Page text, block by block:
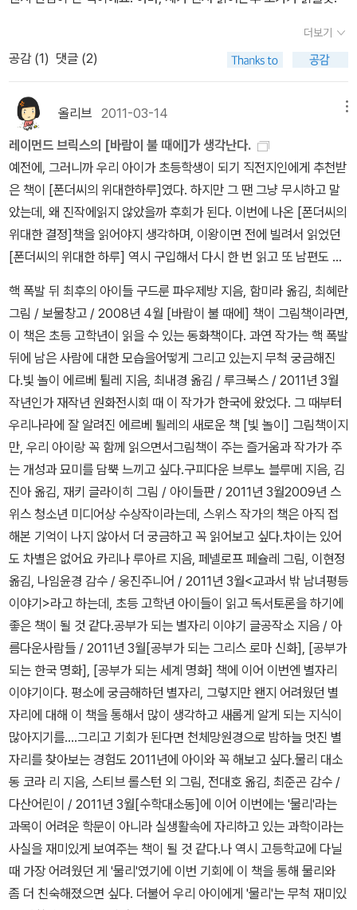
를 불렀고, 페르코의 팔에 꼭 매달린다. 페르코는 주지의 뺨을 어루만
져 주고 어엿한 어른처럼 믿음직스럽게 말한다. “주지, 겁낼 거 없어
지금 바로 불빛을 만들어줄게.” 페르코는 주머니에서 참하늘빛이 바
닥에 조금 남은 약병을 꺼낸다. 더듬더듬 지하실의 벽을 찾아 참하늘
빛을 칠하자 작디 작은 해가 밝고 따사로운 빛을 비춰준다. 주지와 페
르코는 힘을 합하여 밀짚을 모아 돋보기로 밀짚을 태운다. 페르코가
검게 탄 문을 걷어차자 문이 푸스스 부서지며 푹석 주저앉는다. 페르
코와 주지는 서둘러 밖으로 뛰어나간다. 그리고 울타리를 뛰어넘는
다. “고마워, 페르코.” 주지가 페르코에게 입맞춤을 한다.♣ 페르코에
게 있어 참하늘빛은 천사인 것 같다. 그렇다면 천사는 맨 처음 어떤 모
그가 들고 있던 황금 열쇠는 보통 열쇠가 아닌 것 같다. 그 뿐만이 아
니다. 노박 선생님의 모자에선 왜 천둥이 치고 소낙비가 내렸을까, 왜
주지가 가지고 놀던 참하늘빛 그림은 천둥과 번개로 새카맣게 타버렸
을까? 그 까닭을 묻는다면 노박 선생님은 페르코의 어려운 가정 사정
을 보려고 하지 않았기 때문인 것 같다. 그리고 부잣집 칼리는 참하늘
빛으로 장난을 첬기 때문에 벌을 받은 것 같고, 주지는 3학년인데 유
치원생처럼 인형놀이를 했기 때문인 것 같다. 그렇게 어리던 주지가
무섭고 긴박했던 지하실에서의 경험은 주지의 마음을 한껏 성장시킨
것 같다. 때문에 다시 한 번 더 참하늘빛을 갖고 싶은 마음은 그들의
성장을 위한 사건이며 모험이 아닐 수 없다. 페르코 또한 보다 큰 성
장을 위해 어려운 일을 겪게 되는데, 빈 궤짝에서 참하늘빛에 매료되
었을 때 갑자기 나타난 주인 집 일꾼들 때문이다. 그들은 페르코가 심
취해 있는 나무 궤짝을 낯선 곳으로 이동하고 그 곳에서 페르코는 두
렵고 무서운 경험을 한다. 그런 중에도 참하늘빛은 페르코를 돕는다.
물웅덩이가 되어 일꾼들의 손에서 놓여나게 하고, 다음 날 아침엔 따
스한 햇볕으로 페르코의 발을 따스하게 해 준다. 그걸 계기로 하여 페
르코는 강물 위로 흘러 가게 되고 궤짝 뚜껑의 참하늘빛은 뗏목이 되
어 페르코를 돕는다. 강가엔 많은 사람들이 모여들었고, 그들은 물 위
를 걷는 페르코를 성자라고 생각한다. 성자가 된 페르코는 성자가 아
닌 것이 발각될까봐 두려웠지만 용기를 내어 강에서 가장 가까운 마
을로 간다. 교회가 아닌 사제관으로 가서 먹을 것을 달라고 한다. 이
얼마나 용기 있고 지혜로운 생각인가. 페르코에겐 참하늘빛을 사랑하
는 마음도 있지만 모험에서 꼭 필요한 지혜와 용기가 있었던 것이다.
페르코는 어머니를 사랑하고, 고양이 친츠를 사랑하고, 주지와 참하
늘빛을 사랑한다. 그런데 이제 더 이상 참하늘빛은 없다. 그 훌륭한 조
력자 참하늘빛이 너무 너무 소중한데, 참하늘빛 한 조각이 반바지에
남아 있다. 때문에 페르코는 참하늘빛이 남아 있는 반바지를 3년이
지나도록 벗지 않는다. 그 모습을 지켜보던 주지가 파란 눈으로 페르
하고,읽어봤음 좋겠다 당당하게 권할 수 있다고 여겨진다.내가 모르
는 내용의 책들은 선뜻 권해지지 않더라는~~그래서 엄마는 좀 더 힘
들고,바쁘고,신경도 쓰이고 솔직히 좀 그렇다.ㅠ시간이 없다고 하면
핑계일까?학교 도서관에 하루에 한 번씩,바쁘더라도 이틀에 한 번씩
은 꼭 아이의 책을 대출하러 매일 오시는 엄마가 있다.자주 얼굴을 보
게 지금은 꽤나 친해(?)졌는데,그언니는 나보다 여섯 살이나 많은데
도 아이의 독서에 관심이 상당하다.성민이보다 한 학년 아래인 여자
아이인데 제법 늦게 낳은 늦둥이 비슷하다.이언니의 육아방법이 마음
에 드는 게,언니는 항상 아이의 동화책을 고른 후,그책을 그저 아이에
게 던져주는 것이 아니라,함께 읽는다는 것이다.그리고 짧게나마 대
화를 한다는 것!대화를 어찌 하느냐 물었더니 엄마가 책을 읽다가 킥
킥 웃으면 '엄마는 우스워?' 딸이 물으면'응~ 엄마는 우습네!'.'그
래?'하며 딸은 읽었던 장면인데도 왜 우스운가? 다시 펼쳐본다는 것
이다.강요가 아닌 자연스러운 책에 대한 대화법이라 마음에 들었다.
더군다나 언니는 새벽에 일찍 일어나 등산도 후딱 30분만에 하고 내
려오고(매번 날더러 같이 등산 가자고 해서 나는 과격한 운동 별로 좋
아하지 않는다고 거절하기가 미안할정도다)시간제 아르바이트도 하
는 듯했다.엄청나게 바쁘게 살고 있는 듯한데,도서관에 오면 아이를
기다리면서 아이의 책을 손에서 놓지 않고 쇼파에서 읽고 계신다.그
래서 그모습 보기 좋아 도서관에 비치되어 있는 믹스커피를 타서 같
이 나눠 마시면서 그분께 살짝 접근(?)했었다.언니는 뜬금없이 타주
는 커피를 무척 부담스러워했고,나는 또 내돈 주고 산 커피 아니니까
괜찮다고 어서 마시라고 했고..ㅋㅋ저렇게 열성적인 학부모라면 커피
를 매일 무상으로 타 드려도 괜찮다고 본다.ㅡ.ㅡ;;암튼..그렇게 나는
그분을 통해 작년부터 자극을 받기 시작했었다.나도 아이의 책을 다
시 한 번 더 살펴보게 되었고,도서도우미도 조금 더 적극적으로 임하
게 되었고,그래서 그덕에 초등생 책들이 이렇게나 많이 있다는 것에
또 한 번 놀라게 되었다.그래서 한 번씩 그분을 알게 된 것에 감사하게
되었고,연락처도 주고 받게 되었고,조만간 다리에 힘을 길러 산에도
따라가야지 싶다.ㅠ(글을 쓰려고 의도한 목적과 전혀 다른 방향으로
끝맺음하는 나의 버릇은 언제 고쳐질꼬?ㅠ)
더 재미있게 읽지 않았을까?하는 생각이 들었어요. 처음 표지가 너무
게임 타이틀스러움이 마음에 들지 않았는데, 계속보니 은근히 매력이
있네요. 원서로 읽을까? 번역서로 읽을까 망설였었는데, 도서관에
미있었던것 같아요. 3권까지 읽고 잠시 주춤하고 있습니다. 신화와
미스터리, SF적인 느낌이 드는 책들입니다. 환상적이예요. 실망스
러웠던 3권의 책들. 원서와 번역서를 함께 읽은책입니다. 번역서는
'하울의 움직이는 성 1,2'로 되어 있어 분권인줄 알았는데, 시리즈 책
이네요. 원서 제목은 각기 다른데, 영화 덕을 보려는지 제목을 같이 사
용했네요. '트와일라잇'의 외전. 이미 결말을 아는지라 안타까운 마음
에 읽었는데, 구입해서 읽기에는 좀 가격이 나빠요. -.-;; 매니아층 소
장용이랄까? 오래전부터 읽을 계획이었는데, 5권이 출판되어서 올
해서 탄생환 판타지 세계가 재미있었어요. 신화를 많이 알수록 더 재
미있는 책입니다. 다음시리즈가 기다려지는 책입니다. 제가 좋아하
는 판타지 어드벤쳐 성장동화예요.^^ 초자연적인 현상들이 있어서
미스터리로 분류할까?하다가 판타지소설로 분류했어요. 그다지 매력
적이지는 않았습니다. 귀여운 몰리문 시리즈. 올해 5권이 출판되었
던데, 평소대로라면 구입해서 읽었을테지만 책장에 쌓인 책들을 보며
4권 기증하고 5권은 도서관에서 구입해달라고 말해보려고요.^
^;; 귀여운 책들. 로맨스로 분류할까? 살짝 고민했지만, 설레이는
로맨스보다 초자연적인 능력이 더 돋보여 판타지로 분류했어요. 솔직
히 주인공 소녀가 좀 마음에 들지 않아서 다음 시리즈도 읽을지 살짝
고민됩니다. SF소설/ 공상과학 (23권) 재미있게 읽은 SF소설들.
너무 재미있게 읽어서 리뷰쓰기 불편한 책들. 판타지로 분류해야
할지, 로맨스로 분류해야할지, 액션 스릴러로 분류해야할지 고민되게
만든 책들이예요. 그래도 공상과학에 좀더 가까운듯합니다. 3권으
로 분권되어 경악하게 했지만, 스티븐 킹의 책이 워낙 길다보니 이해
되긴해요. 그나마 가볍고 재미있어서 용서해주었습니다.^^ 예상치
못하게 재미있게 읽은책이예요. 솔직히 2권 분권되었다고 하지만, 스
티븐킹 책의 분권을 생각하면 최소 3권에서 4권으로 분권되었을 책
이었네요.^^ 해양 재난 스릴러에 가깝지만, 공상과학으로 분류했습니
다. '견인도시시리즈' 3권인데, 2권까지 읽었습니다. 1편보다 2편이
더 재미있었으니 3편은 언젠가 읽겠지요.^^ 미래사회를 배경으로 해
서 SF소설로 분률할까?했는데, 판타지적이 느낌도 나서 살짝 헷갈리
는 책이예요. 정확히는 성장문학에 더 가까운것 같습니다.^^ 기대
치에 못 미쳤던 책들이예요. 완전 재미있게 읽은책입니다. 약간 엔딩
이 좀 아쉬운점이 있었지만, 전반적으로 무척 재미있게 읽었습니
다. 위의 책 모두 미래사회를 배경으로 했지만, 지구상의 큰 재난후
의 사회를 그려서 지금의 문명보다 조금 뒤쳐지는 느낌이 드는 책이
예요. SF소설로 봐야할지 판타지로 봐야할지 살짝 고민했지만, 그래
더보기
공감 (1) 댓글 (2)
올리브 2011-03-14
레이먼드 브릭스의 [바람이 불 때에]가 생각난다.
예전에, 그러니까 우리 아이가 초등학생이 되기 직전지인에게 추천받
은 책이 [폰더씨의 위대한하루]였다. 하지만 그 땐 그냥 무시하고 말
았는데, 왜 진작에읽지 않았을까 후회가 된다. 이번에 나온 [폰더씨의
위대한 결정]책을 읽어야지 생각하며, 이왕이면 전에 빌려서 읽었던
[폰더씨의 위대한 하루] 역시 구입해서 다시 한 번 읽고 또 남편도 읽
트 - 전3권] 도 있다.3권 세트가 무엇인지 그 구성을 살펴보려는데,
아무리해도 3권 전체 내용이 안 나온다. 가끔 알라딘 책정보는 무척
소개가 잘 되어있는데, 세트 구성이 된 책엔 상세소개가 빈약할 때가
있다. 아이들 책이나 영어동화책도 마찬가지여서, 책을 구입할 때 다
른 인터넷 서점에서 상세검색을 할 때가 있다. - 요런 것은 알라딘이
좀 더 섬세하게 신경을 써주면 좋겠다. 폰더씨의 위대한 결정 앤디 앤
드루스 지음, 이종인 옮김 / 세종서적 / 2010년 12월그동안 내가 주
문한 책들을 바로바로 받아보기도 했지만, 한국에 쌓아놓은 책들이
꽤 많아졌다. 3월 중으로 그동안 모은 책들을 한꺼번에 여기로 가져
올 예정이기에 아직 미처 주문하지 못한 도서들을 열심히 검색하는
중이다.마법천자문 과학원정대 14 : 원자력 손영운.김월희 글, 위싱스
타 그림, 김재근 감수 / 아울북 / 2011년 2월 요즘 일본 지진으로 인
해 전세계 사람들이 걱정을 하고 있을 듯 싶다. 나 역시 촉각을 곤두세
우며 뉴스에 귀를 기울이고 있는데, 더 이상 피해가 없기를 기도하고
있다.단순 지진이 아니라 그 후유증이 심각해서 더욱 걱정스럽다.책
검색을 하다가 과학원정대 14권이 [원자력]이라는 것을 보고 얼른 책
을 주문해야겠다는 생각이 들었다. 그리고, 우리 아이에게 어제 저녁
뉴스를 보며, 예전에 읽었던 [바람이 불 때에] 책이 기억나는지 물었
다. 우리 아이가 무척이나 좋아하는 [스노우맨]의 작가의 책이라 망설
이지 않고 골라 읽었던 그 책 - 재미있고 유머러스한 작가 특유의 그
림책이 아닌 전쟁과 핵폭발의 위험을 따끔하게 경고한 책이어서 그런
지 우리 아이가 5살 때 읽고 더 이상 무섭다고 읽지 않던 그 책 내용이
7년 가까이 지난 지금까지 기억하고 있는 듯.하지만 지금 다시 읽으
면 좋을 것 같다. 영어로 된 책이 있나 찾아봤지만 한국에서는 구할 수
없는 것 같아서 싱가포르 도서관이나 서점으로 가봐야겠다.바람이 불
때에 레이먼드 브릭스 글, 그림 | 김경미 옮김 / 시공주니어 / 1995년
11월영어 원제목이 [When the Wind Blow]인데, 구할 수 있을까
모르겠다. 개인적으로 소장하고 싶은 책인데, 서점에 없으면 도서관
핵 폭발 뒤 최후의 아이들 구드룬 파우제방 지음, 함미라 옮김, 최혜란
그림 / 보물창고 / 2008년 4월 [바람이 불 때에] 책이 그림책이라면,
이 책은 초등 고학년이 읽을 수 있는 동화책이다. 과연 작가는 핵 폭발
뒤에 남은 사람에 대한 모습을어떻게 그리고 있는지 무척 궁금해진
다.빛 놀이 에르베 튈레 지음, 최내경 옮김 / 루크북스 / 2011년 3월
작년인가 재작년 원화전시회 때 이 작가가 한국에 왔었다. 그 때부터
우리나라에 잘 알려진 에르베 퇼레의 새로운 책 [빛 놀이] 그림책이지
만, 우리 아이랑 꼭 함께 읽으면서그림책이 주는 즐거움과 작가가 주
는 개성과 묘미를 담뿍 느끼고 싶다.구피다운 브루노 블루메 지음, 김
진아 옮김, 재키 글라이히 그림 / 아이들판 / 2011년 3월2009년 스
위스 청소년 미디어상 수상작이라는데, 스위스 작가의 책은 아직 접
해본 기억이 나지 않아서 더 궁금하고 꼭 읽어보고 싶다.차이는 있어
도 차별은 없어요 카리나 루아르 지음, 페넬로프 페슐레 그림, 이현정
옮김, 나임윤경 감수 / 웅진주니어 / 2011년 3월<교과서 밖 남녀평등
이야기>라고 하는데, 초등 고학년 아이들이 읽고 독서토론을 하기에
좋은 책이 될 것 같다.공부가 되는 별자리 이야기 글공작소 지음 / 아
름다운사람들 / 2011년 3월[공부가 되는 그리스 로마 신화], [공부가
되는 한국 명화], [공부가 되는 세계 명화] 책에 이어 이번엔 별자리
이야기이다. 평소에 궁금해하던 별자리, 그렇지만 왠지 어려웠던 별
자리에 대해 이 책을 통해서 많이 생각하고 새롭게 알게 되는 지식이
많아지기를....그리고 기회가 된다면 천체망원경으로 밤하늘 멋진 별
자리를 찾아보는 경험도 2011년에 아이와 꼭 해보고 싶다.물리 대소
동 코라 리 지음, 스티브 롤스턴 외 그림, 전대호 옮김, 최준곤 감수 /
다산어린이 / 2011년 3월[수학대소동]에 이어 이번에는 '물리'라는
과목이 어려운 학문이 아니라 실생활속에 자리하고 있는 과학이라는
사실을 재미있게 보여주는 책이 될 것 같다.나 역시 고등학교에 다닐
때 가장 어려웠던 게 '물리'였기에 이번 기회에 이 책을 통해 물리와
좀 더 친숙해졌으면 싶다. 더불어 우리 아이에게 '물리'는 무척 재미있